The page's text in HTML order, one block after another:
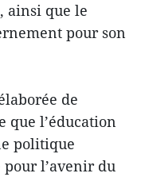
ainsi que le
pour son
de
l’éducation
politique
l’avenir du